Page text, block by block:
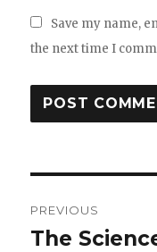
Save my name,
the next time I
navigation
PREVIOUS
Previous
The